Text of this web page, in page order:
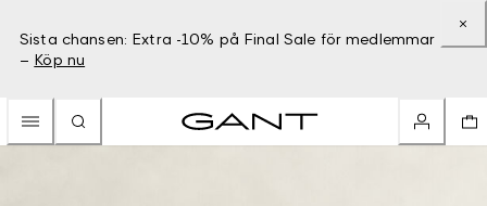
Sista chansen: Extra -10% på Final Sale för medlemmar
– Köp nu